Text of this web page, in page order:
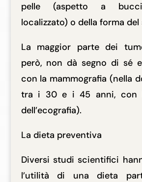
pelle (aspetto a
localizzato) o della forma del
La maggior parte dei
però, non dà segno di sé
con la mammografia (nella
tra i 30 e i 45 anni, con
dell’ecografia).
La dieta preventiva
Diversi studi scientifici
l’utilità di una dieta